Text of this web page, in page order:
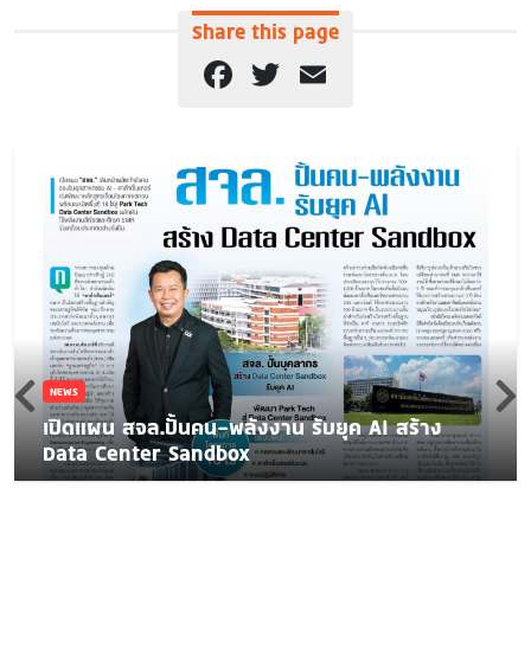
Share this page
Facebook
Twitter
NEWS
เปิดแผน สจล.ปั้นคน-พลังงาน รับยุค AI สร้าง
Data Center Sandbox